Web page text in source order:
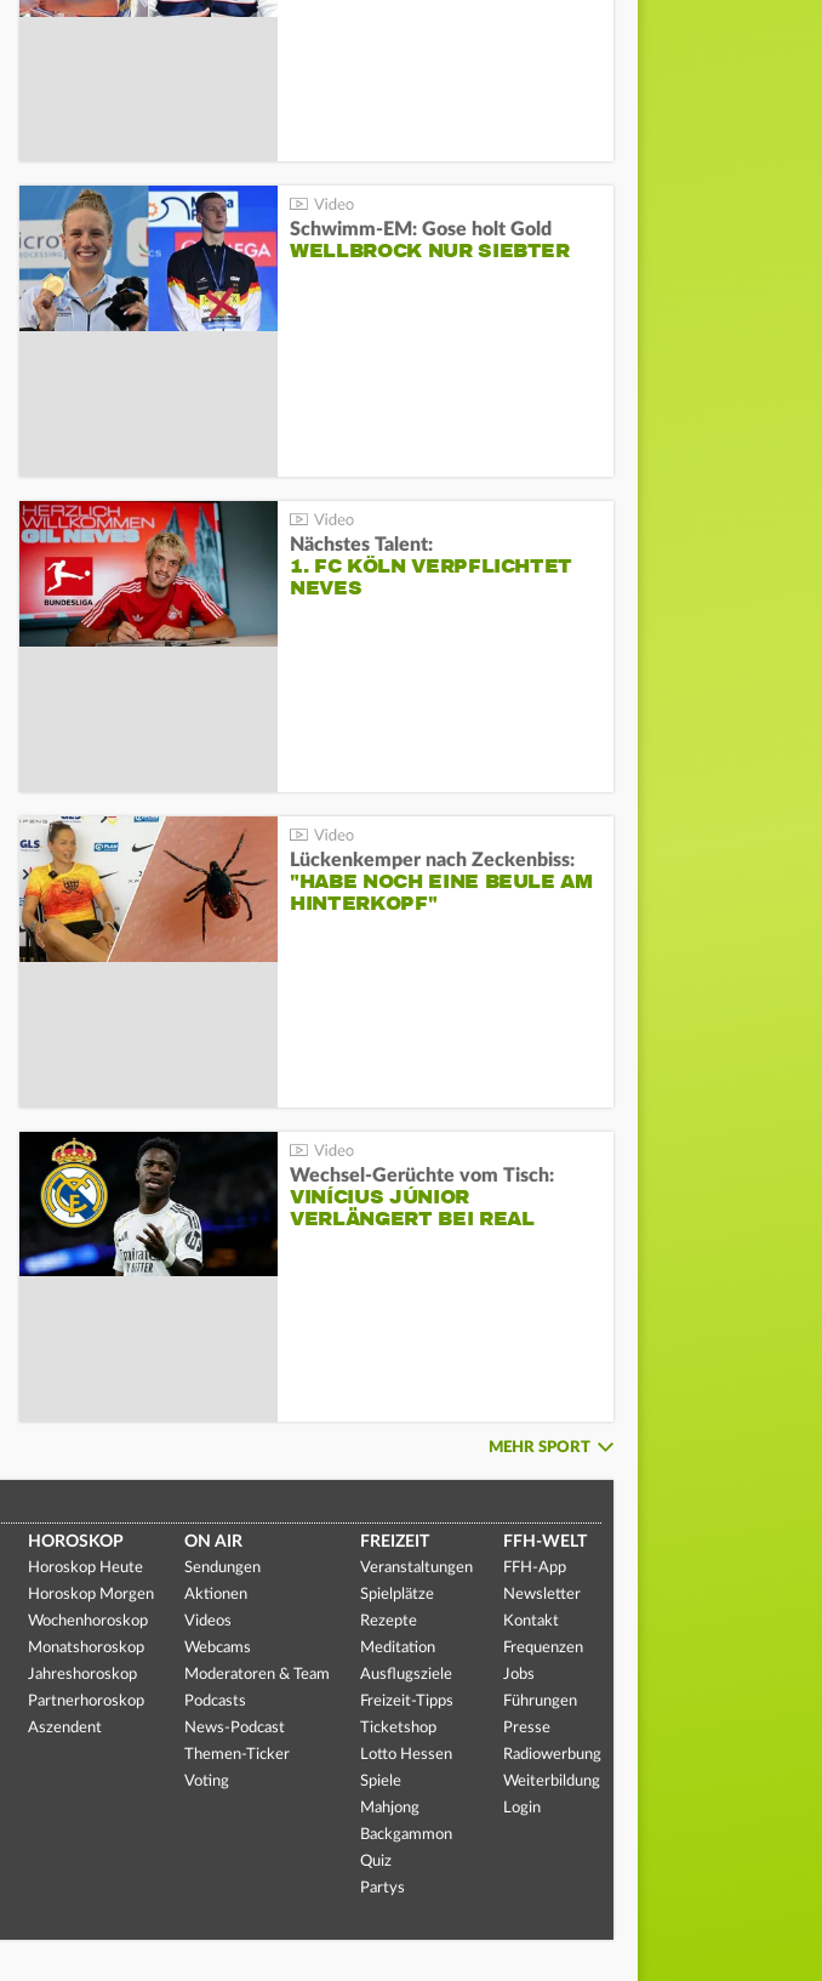
Schwimm-EM: Gose holt Gold
WELLBROCK NUR SIEBTER
Nächstes Talent:
1. FC KÖLN VERPFLICHTET
NEVES
Lückenkemper nach Zeckenbiss:
"HABE NOCH EINE BEULE AM
HINTERKOPF"
Wechsel-Gerüchte vom Tisch:
VINÍCIUS JÚNIOR
VERLÄNGERT BEI REAL
MEHR SPORT
HOROSKOP
Horoskop Heute
Horoskop Morgen
Wochenhoroskop
Monatshoroskop
Jahreshoroskop
Partnerhoroskop
Aszendent
ON AIR
Sendungen
Aktionen
Videos
Webcams
Moderatoren & Team
Podcasts
News-Podcast
Themen-Ticker
Voting
FREIZEIT
Veranstaltungen
Spielplätze
Rezepte
Meditation
Ausflugsziele
Freizeit-Tipps
Ticketshop
Lotto Hessen
Spiele
Mahjong
Backgammon
Quiz
Partys
FFH-WELT
FFH-App
Newsletter
Kontakt
Frequenzen
Jobs
Führungen
Presse
Radiowerbung
Weiterbildung
Login